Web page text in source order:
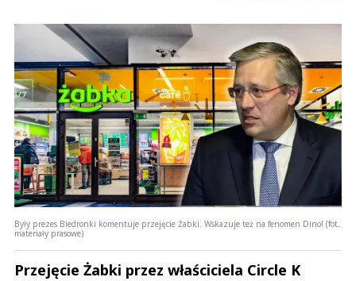
Były prezes Biedronki komentuje przejęcie Żabki. Wskazuje też na fenomen Dino! (fot.
materiały prasowe)
Przejęcie Żabki przez właściciela Circle K